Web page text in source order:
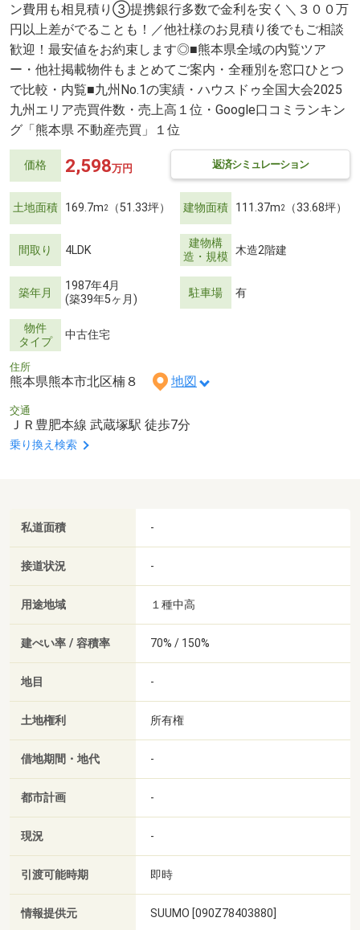
ン費用も相見積り③提携銀行多数で金利を安く＼３００万
円以上差がでることも！／他社様のお見積り後でもご相談
歓迎！最安値をお約束します◎■熊本県全域の内覧ツア
ー・他社掲載物件もまとめてご案内・全種別を窓口ひとつ
で比較・内覧■九州No.1の実績・ハウスドゥ全国大会2025
九州エリア売買件数・売上高１位・Google口コミランキン
グ「熊本県 不動産売買」１位
価格 返済シミュレーション
2,598万円
土地面積 169.7m2 （51.33坪） 建物面積 111.37m2 （33.68坪）
間取り 4LDK
建物構
造・規模 木造2階建
築年月
1987年4月
(築39年5ヶ月)
駐車場 有
物件
タイプ
中古住宅
住所
熊本県熊本市北区楠８ 地図
交通
ＪＲ豊肥本線 武蔵塚駅 徒歩7分
乗り換え検索
私道面積 -
接道状況 -
用途地域 １種中高
建ぺい率 / 容積率 70% / 150%
地目 -
土地権利 所有権
借地期間・地代 -
都市計画 -
現況 -
引渡可能時期 即時
情報提供元 SUUMO [090Z78403880]